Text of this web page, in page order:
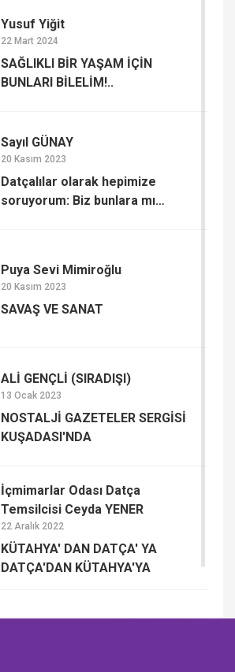
Yusuf Yiğit
22 Mart 2024
SAĞLIKLI BİR YAŞAM İÇİN
BUNLARI BİLELİM!..
Sayıl GÜNAY
20 Kasım 2023
Datçalılar olarak hepimize
soruyorum: Biz bunlara mı
Puya Sevi Mimiroğlu
20 Kasım 2023
SAVAŞ VE SANAT
ALİ GENÇLİ (SIRADIŞI)
13 Ocak 2023
NOSTALJİ GAZETELER SERGİSİ
KUŞADASI'NDA
İçmimarlar Odası Datça
Temsilcisi Ceyda YENER
22 Aralık 2022
KÜTAHYA' DAN DATÇA' YA
DATÇA'DAN KÜTAHYA'YA